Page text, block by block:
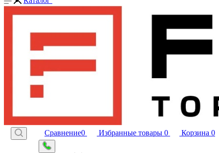
Сравнение0 Избранные товары 0 Корзина 0